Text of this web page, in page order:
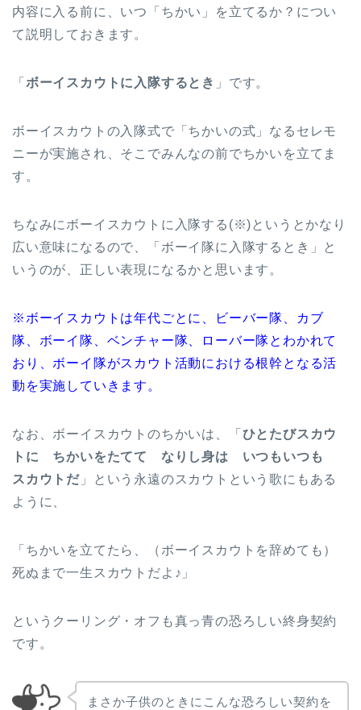
内容に入る前に、いつ「ちかい」を立てるか？につい
て説明しておきます。
「 ボーイスカウトに入隊するとき 」です。
ボーイスカウトの入隊式で「ちかいの式」なるセレモ
ニーが実施され、そこでみんなの前でちかいを立てま
す。
ちなみにボーイスカウトに入隊する(※)というとかなり
広い意味になるので、「ボーイ隊に入隊するとき」と
いうのが、正しい表現になるかと思います。
※ボーイスカウトは年代ごとに、ビーバー隊、カブ
隊、ボーイ隊、ベンチャー隊、ローバー隊とわかれて
おり、ボーイ隊がスカウト活動における根幹となる活
動を実施していきます。
なお、ボーイスカウトのちかいは、「 ひとたびスカウ
トに ちかいをたてて なりし身は いつもいつも
スカウトだ 」という永遠のスカウトという歌にもある
ように、
「ちかいを立てたら、（ボーイスカウトを辞めても）
死ぬまで一生スカウトだよ♪」
というクーリング・オフも真っ青の恐ろしい終身契約
です。
まさか子供のときにこんな恐ろしい契約を